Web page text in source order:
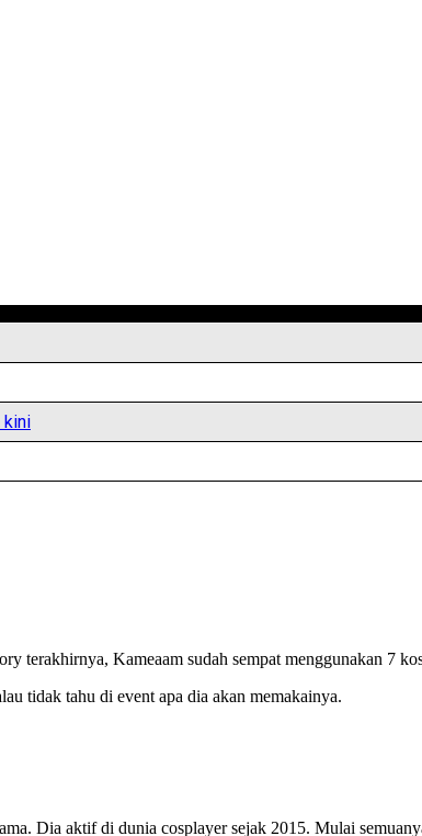
kini
terakhirnya, Kameaam sudah sempat menggunakan 7
tidak tahu di event apa dia akan memakainya.
Dia aktif di dunia cosplayer sejak 2015. Mulai